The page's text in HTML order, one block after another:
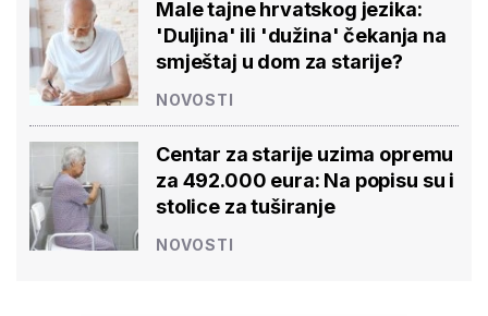
Male tajne hrvatskog jezika:
'Duljina' ili 'dužina' čekanja na
smještaj u dom za starije?
NOVOSTI
Centar za starije uzima opremu
za 492.000 eura: Na popisu su i
stolice za tuširanje
NOVOSTI